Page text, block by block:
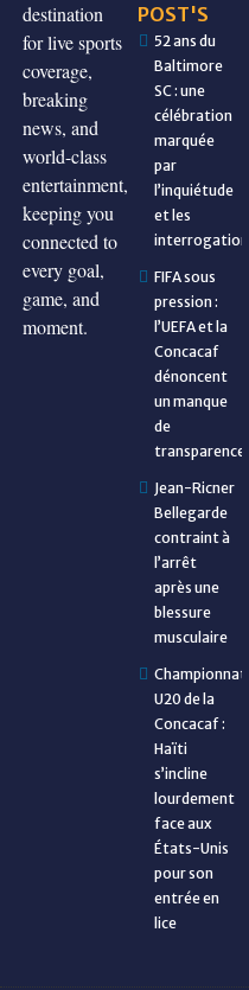
destination
for live sports
coverage,
breaking
news, and
world-class
entertainment,
keeping you
connected to
every goal,
game, and
moment.
POST'S
52 ans du
Baltimore
SC : une
célébration
marquée
par
l’inquiétude
et les
interrogations
FIFA sous
pression :
l’UEFA et la
Concacaf
dénoncent
un manque
de
transparence
Jean-Ricner
Bellegarde
contraint à
l’arrêt
après une
blessure
musculaire
Championnat
U20 de la
Concacaf :
Haïti
s’incline
lourdement
face aux
États-Unis
pour son
entrée en
lice